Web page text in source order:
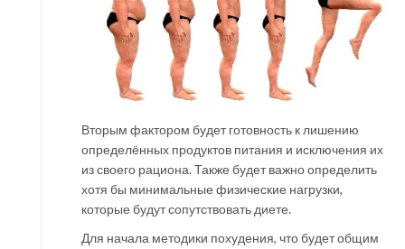
Вторым фактором будет готовность к лишению
определённых продуктов питания и исключения их
из своего рациона. Также будет важно определить
хотя бы минимальные физические нагрузки,
которые будут сопутствовать диете.
Для начала методики похудения, что будет общим